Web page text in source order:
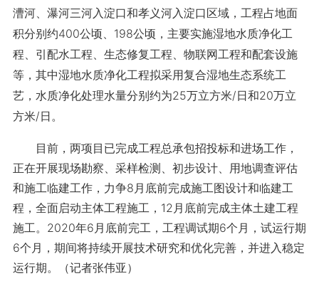
漕河、瀑河三河入淀口和孝义河入淀口区域，工程占地面
积分别约400公顷、198公顷，主要实施湿地水质净化工
程、引配水工程、生态修复工程、物联网工程和配套设施
等，其中湿地水质净化工程拟采用复合湿地生态系统工
艺，水质净化处理水量分别约为25万立方米/日和20万立
方米/日。
目前，两项目已完成工程总承包招投标和进场工作，
正在开展现场勘察、采样检测、初步设计、用地调查评估
和施工临建工作，力争8月底前完成施工图设计和临建工
程，全面启动主体工程施工，12月底前完成主体土建工程
施工。2020年6月底前完工，工程调试期6个月，试运行期
6个月，期间将持续开展技术研究和优化完善，并进入稳定
运行期。（记者张伟亚）